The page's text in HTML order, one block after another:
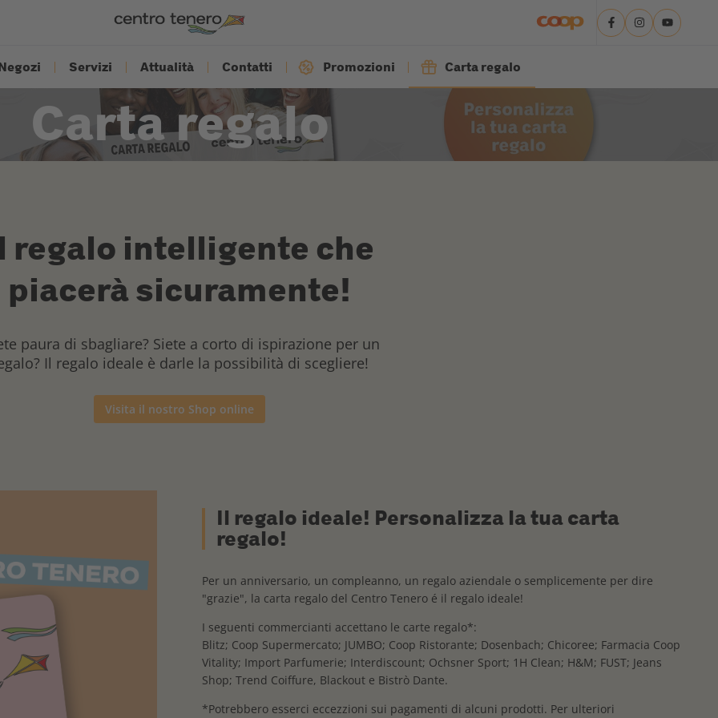
Servizi Attualità Contatti Promozioni Carta regalo
Carta regalo
regalo intelligente che
piacerà sicuramente!
paura di sbagliare? Siete a corto di ispirazione per un
Il regalo ideale è darle la possibilità di scegliere!
Visita il nostro Shop online
Il regalo ideale! Personalizza la tua carta
regalo!
Per un anniversario, un compleanno, un regalo aziendale o semplicemente per dire
"grazie", la carta regalo del Centro Tenero é il regalo ideale!
I seguenti commercianti accettano le carte regalo*:
Blitz; Coop Supermercato; JUMBO; Coop Ristorante; Dosenbach; Chicoree; Farmacia Coop
Vitality; Import Parfumerie; Interdiscount; Ochsner Sport; 1H Clean; H&M; FUST; Jeans
Shop; Trend Coiffure, Blackout e Bistrò Dante.
*Potrebbero esserci eccezzioni sui pagamenti di alcuni prodotti. Per ulteriori